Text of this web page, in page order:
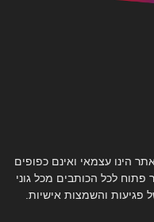
הינו עצמאי ואינם כפופים
פתוח לכל הכותבים מכל גוני
פגיעות והשמצות אישיות.